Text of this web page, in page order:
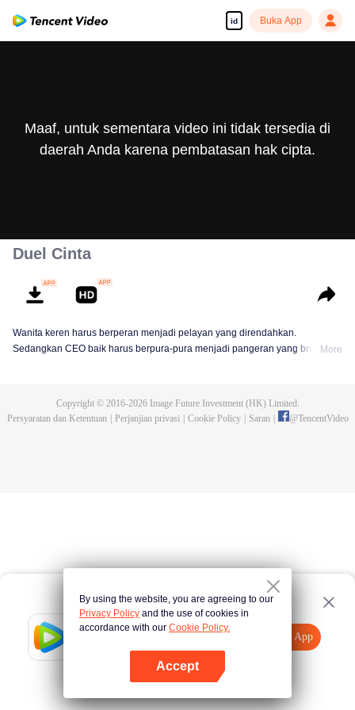
id Buka App
Tencent Video
Buka App
Tekan di sini
Maaf, untuk sementara video ini tidak tersedia di
daerah Anda karena pembatasan hak cipta.
Duel Cinta
Wanita keren harus berperan menjadi pelayan yang direndahkan.
Sedangkan CEO baik harus berpura-pura menjadi pangeran yang brutal. Si
More
Copyright © 2016-2026Image Future Investment (HK) Limited.
Persyaratan dan Ketentuan
Perjanjian privasi Cookie Policy Saran @TencentVideo
By using the website, you are agreeing to our
Privacy Policy and the use of cookies in
accordance with our Cookie Policy.
Accept